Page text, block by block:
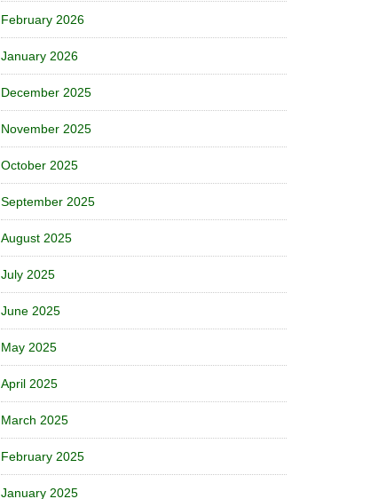
February 2026
January 2026
December 2025
November 2025
October 2025
September 2025
August 2025
July 2025
June 2025
May 2025
April 2025
March 2025
February 2025
January 2025